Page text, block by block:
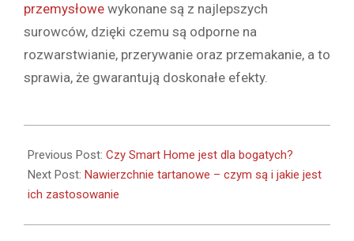
przemysłowe wykonane są z najlepszych
surowców, dzięki czemu są odporne na
rozwarstwianie, przerywanie oraz przemakanie, a to
sprawia, że gwarantują doskonałe efekty.
07-
23
Previous Post: Czy Smart Home jest dla bogatych?
Next Post: Nawierzchnie tartanowe – czym są i jakie jest
ich zastosowanie